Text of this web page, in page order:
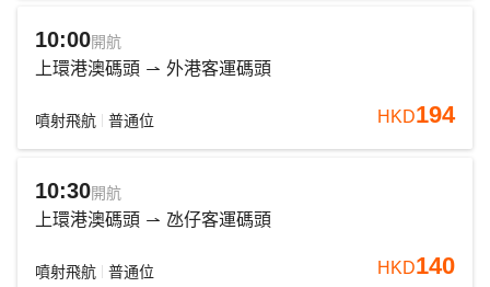
10:00開航
上環港澳碼頭 外港客運碼頭
噴射飛航 普通位 HKD194
10:30開航
上環港澳碼頭 氹仔客運碼頭
噴射飛航 普通位 HKD140